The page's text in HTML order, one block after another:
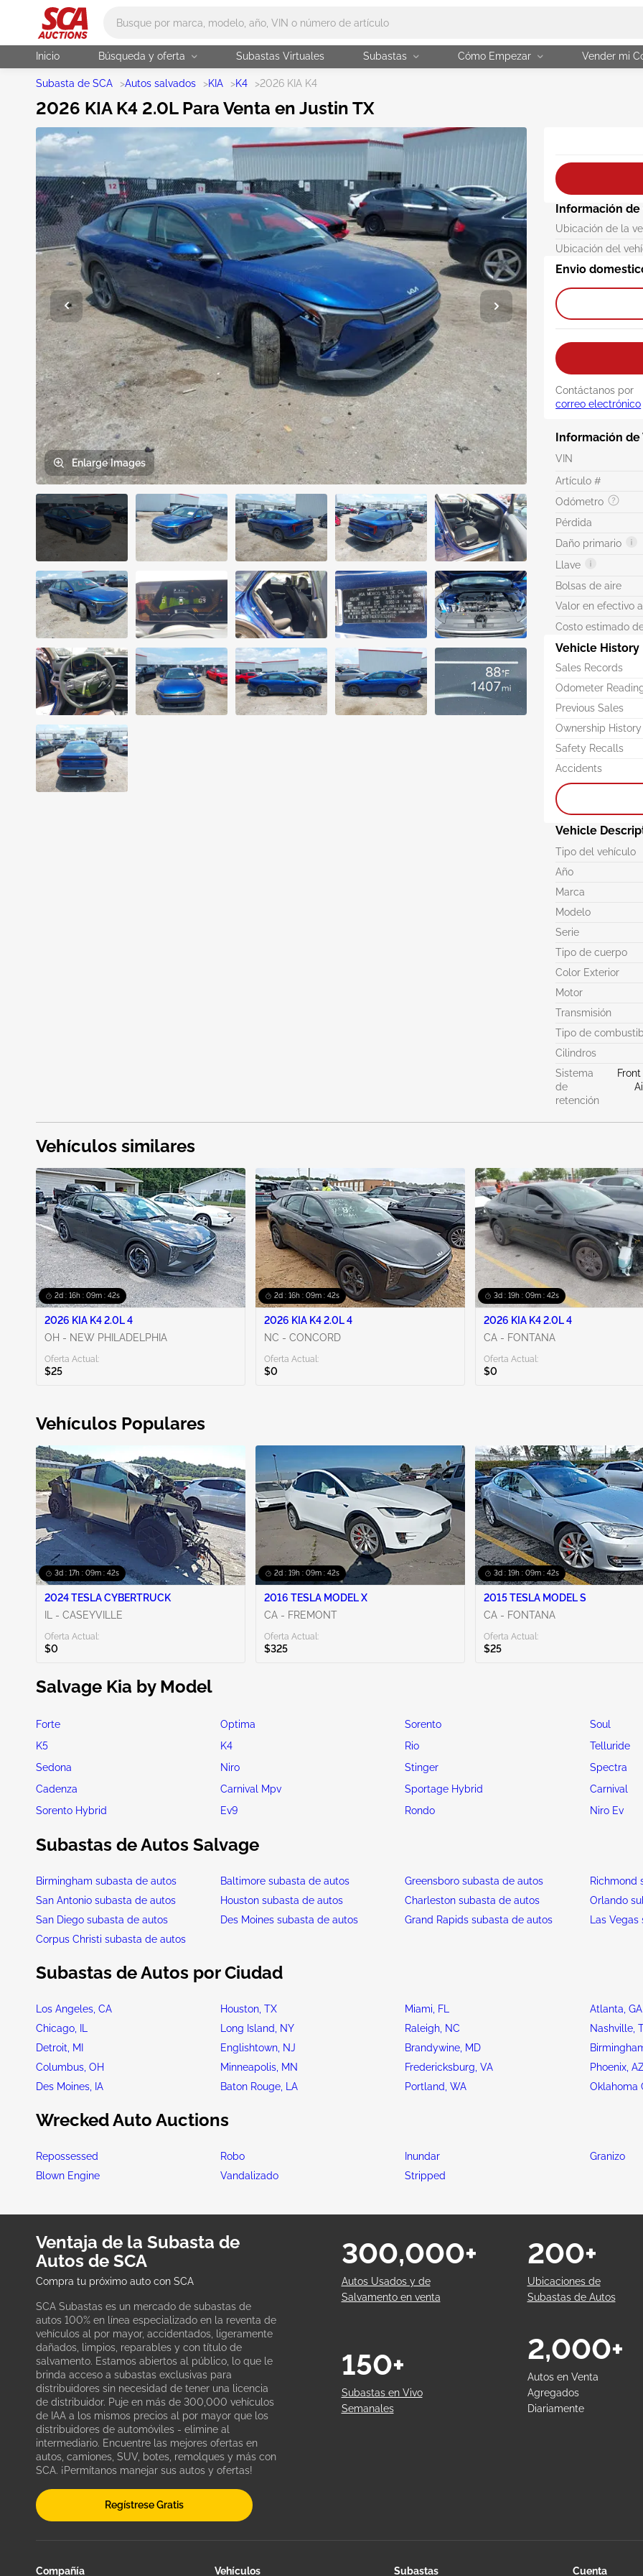
Inicio Búsqueda y oferta Subastas Virtuales Subastas Cómo Empezar Vender mi
Subasta de SCA >Autos salvados >KIA >K4 >2026 KIA K4
2026 KIA K4 2.0L Para Venta en Justin TX
Enlarge Images
Información de
Ubicación de la
Ubicación del
Envio
Contáctanos por
correo electrónico
Información de
VIN
Artículo #
Odómetro
Pérdida
Daño primario
Llave
Bolsas de aire
Valor en efectivo
Costo estimado
Vehicle History
Sales Records
Odometer
Previous Sales
Ownership History
Safety Recalls
Accidents
Vehicle
Tipo del vehículo
Año
Marca
Modelo
Serie
Tipo de cuerpo
Color Exterior
Motor
Transmisión
Tipo de
Cilindros
Sistema
de
retención
Vehículos similares
2d : 16h : 09m : 40s
2026 KIA K4 2.0L 4
OH - NEW PHILADELPHIA
Oferta Actual:
$25
2d : 16h : 09m : 40s
2026 KIA K4 2.0L 4
NC - CONCORD
Oferta Actual:
$0
3d : 19h : 09m : 40s
2026 KIA K4 2.0L 4
CA - FONTANA
Oferta Actual:
$0
Vehículos Populares
3d : 17h : 09m : 40s
2024 TESLA CYBERTRUCK
IL - CASEYVILLE
Oferta Actual:
$0
2d : 19h : 09m : 40s
2016 TESLA MODEL X
CA - FREMONT
Oferta Actual:
$325
3d : 19h : 09m : 40s
2015 TESLA MODEL S
CA - FONTANA
Oferta Actual:
$25
Salvage Kia by Model
Forte Optima Sorento Soul
K5
K4 Rio Telluride
Sedona
Niro Stinger Spectra
Cadenza
Carnival Mpv Sportage Hybrid Carnival
Sorento Hybrid
Ev9 Rondo Niro Ev
Subastas de Autos Salvage
Birmingham subasta de autos Baltimore subasta de autos Greensboro subasta de autos Richmond
San Antonio subasta de autos
Houston subasta de autos Charleston subasta de autos Orlando
San Diego subasta de autos
Des Moines subasta de autos Grand Rapids subasta de autos Las
Corpus Christi subasta de autos
Subastas de Autos por Ciudad
Los Angeles, CA Houston, TX Miami, FL Atlanta, GA
Chicago, IL
Long Island, NY Raleigh, NC Nashville,
Detroit, MI
Englishtown, NJ Brandywine, MD
Columbus, OH
Minneapolis, MN Fredericksburg, VA Phoenix,
Des Moines, IA
Baton Rouge, LA Portland, WA Oklahoma
Wrecked Auto Auctions
Repossessed Robo Inundar Granizo
Blown Engine
Vandalizado Stripped
Ventaja de la Subasta de
Autos de SCA
Compra tu próximo auto con SCA
SCA Subastas es un mercado de subastas de
autos 100% en línea especializado en la reventa de
vehículos al por mayor, accidentados, ligeramente
dañados, limpios, reparables y con título de
salvamento. Estamos abiertos al público, lo que le
brinda acceso a subastas exclusivas para
distribuidores sin necesidad de tener una licencia
de distribuidor. Puje en más de 300,000 vehículos
de IAA a los mismos precios al por mayor que los
distribuidores de automóviles - elimine al
intermediario. Encuentre las mejores ofertas en
autos, camiones, SUV, botes, remolques y más con
SCA. ¡Permítanos manejar sus autos y ofertas!
Regístrese Gratis
Autos Usados y de
Salvamento en venta
300,000+
Ubicaciones de
Subastas de Autos
200+
Subastas en Vivo
Semanales
150+
Autos en Venta
Agregados
Diariamente
2,000+
Compañía Vehículos Subastas Cuenta